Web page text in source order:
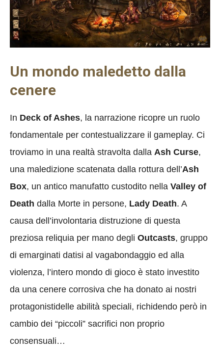
Un mondo maledetto dalla
cenere
In Deck of Ashes, la narrazione ricopre un ruolo
fondamentale per contestualizzare il gameplay. Ci
troviamo in una realtà stravolta dalla Ash Curse,
una maledizione scatenata dalla rottura dell’Ash
Box, un antico manufatto custodito nella Valley of
Death dalla Morte in persone, Lady Death. A
causa dell’involontaria distruzione di questa
preziosa reliquia per mano degli Outcasts, gruppo
di emarginati datisi al vagabondaggio ed alla
violenza, l’intero mondo di gioco è stato investito
da una cenere corrosiva che ha donato ai nostri
protagonistidelle abilità speciali, richidendo però in
cambio dei “piccoli” sacrifici non proprio
consensuali…